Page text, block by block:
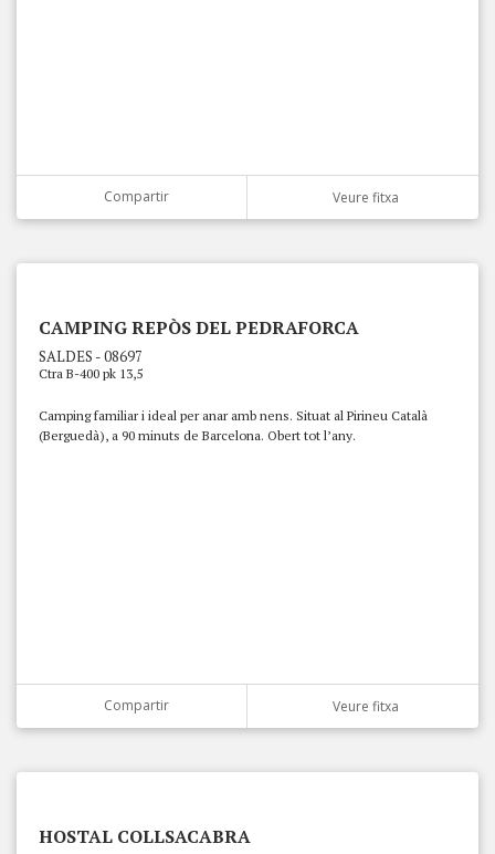
Compartir Veure fitxa
CAMPING REPÒS DEL PEDRAFORCA
SALDES - 08697
Ctra B-400 pk 13,5
Camping familiar i ideal per anar amb nens. Situat al Pirineu Català
(Berguedà), a 90 minuts de Barcelona. Obert tot l’any.
Compartir Veure fitxa
HOSTAL COLLSACABRA